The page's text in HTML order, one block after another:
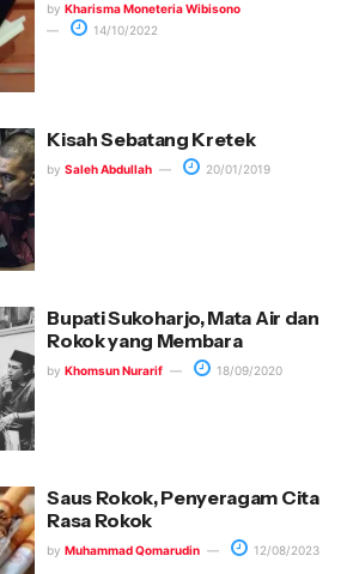
by Kharisma Moneteria Wibisono
14/10/2022
Kisah Sebatang Kretek
by Saleh Abdullah 20/01/2019
Bupati Sukoharjo, Mata Air dan
Rokok yang Membara
by Khomsun Nurarif 18/09/2020
Saus Rokok, Penyeragam Cita
Rasa Rokok
by Muhammad Qomarudin 12/08/2023